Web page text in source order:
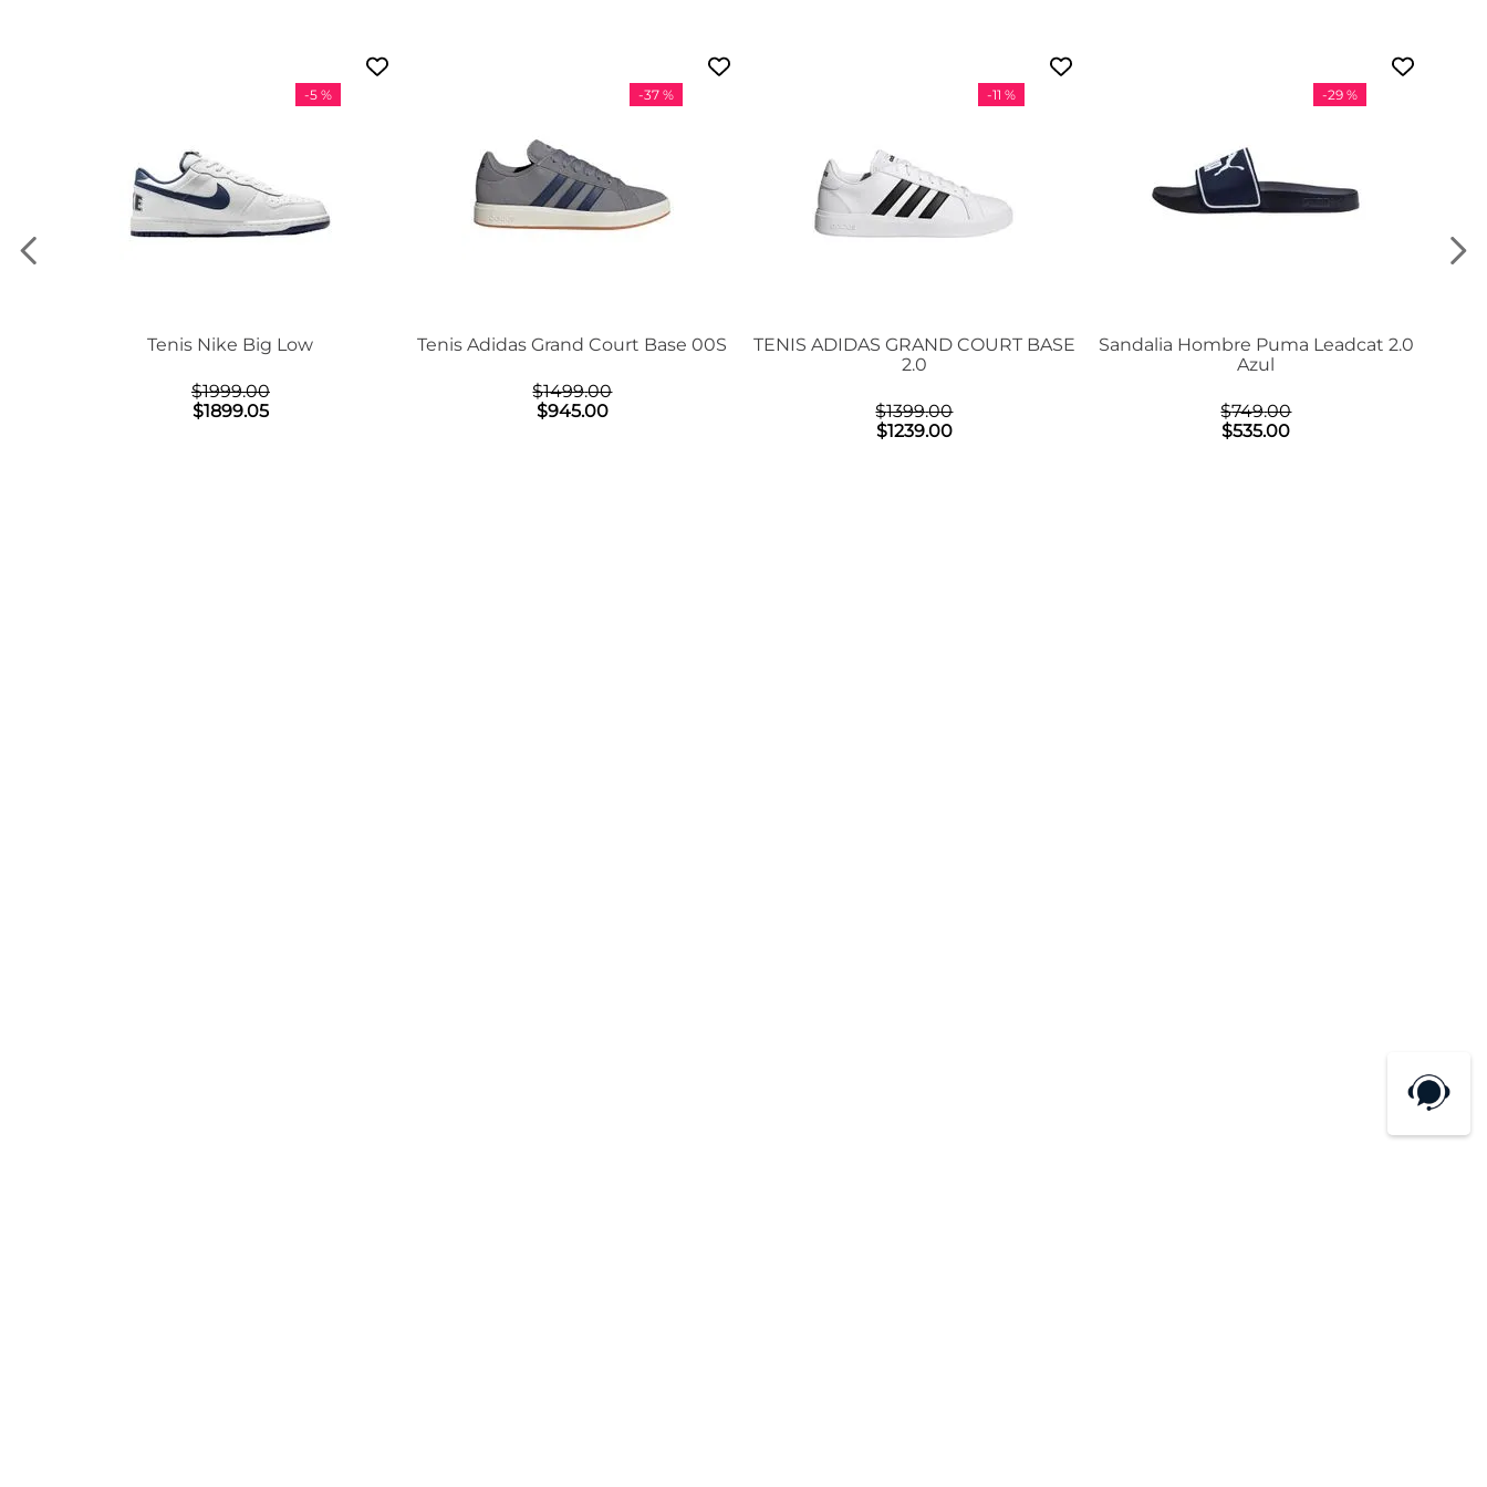
-5 %
Tenis Nike Big Low
$1999.00
$1899.05
-37 %
Tenis Adidas Grand Court Base 00S
$1499.00
$945.00
-11 %
TENIS ADIDAS GRAND COURT BASE
2.0
$1399.00
$1239.00
-29 %
Sandalia Hombre Puma Leadcat 2.0
Azul
$749.00
$535.00